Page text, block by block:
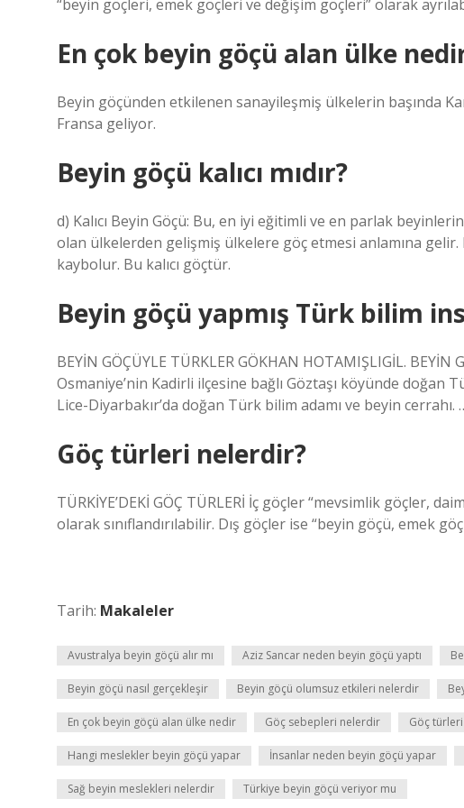
“beyin göçleri, emek göçleri ve değişim göçleri” olarak
En çok beyin göçü alan ülke
Beyin göçünden etkilenen sanayileşmiş ülkelerin başında
Fransa geliyor.
Beyin göçü kalıcı mıdır?
d) Kalıcı Beyin Göçü: Bu, en iyi eğitimli ve en parlak
olan ülkelerden gelişmiş ülkelere göç etmesi anlamına
kaybolur. Bu kalıcı göçtür.
Beyin göçü yapmış Türk bilim
BEYİN GÖÇÜYLE TÜRKLER GÖKHAN HOTAMIŞLIGİL. BEYİN
Osmaniye’nin Kadirli ilçesine bağlı Göztaşı köyünde doğan
Lice-Diyarbakır’da doğan Türk bilim adamı ve beyin cerrahı.
Göç türleri nelerdir?
TÜRKİYE’DEKİ GÖÇ TÜRLERİ İç göçler “mevsimlik göçler,
olarak sınıflandırılabilir. Dış göçler ise “beyin göçü, emek
Tarih: Makaleler
Avustralya beyin göçü alır mı Aziz Sancar neden beyin göçü yaptı
Beyin göçü nasıl gerçekleşir Beyin göçü olumsuz etkileri nelerdir
En çok beyin göçü alan ülke nedir Göç sebepleri nelerdir Göç türleri
Hangi meslekler beyin göçü yapar İnsanlar neden beyin göçü yapar
Sağ beyin meslekleri nelerdir Türkiye beyin göçü veriyor mu